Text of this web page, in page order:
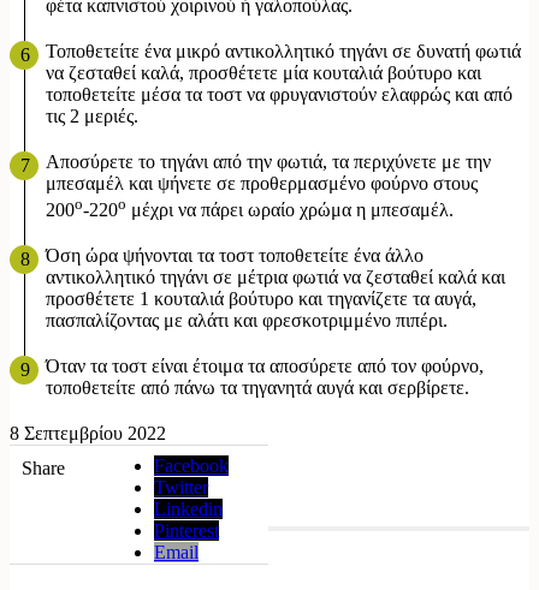
φέτα καπνιστού χοιρινού ή γαλοπούλας.
Τοποθετείτε ένα μικρό αντικολλητικό τηγάνι σε δυνατή φωτιά
να ζεσταθεί καλά, προσθέτετε μία κουταλιά βούτυρο και
τοποθετείτε μέσα τα τοστ να φρυγανιστούν ελαφρώς και από
τις 2 μεριές.
Αποσύρετε το τηγάνι από την φωτιά, τα περιχύνετε με την
μπεσαμέλ και ψήνετε σε προθερμασμένο φούρνο στους
200ο-220ο μέχρι να πάρει ωραίο χρώμα η μπεσαμέλ.
Όση ώρα ψήνονται τα τοστ τοποθετείτε ένα άλλο
αντικολλητικό τηγάνι σε μέτρια φωτιά να ζεσταθεί καλά και
προσθέτετε 1 κουταλιά βούτυρο και τηγανίζετε τα αυγά,
πασπαλίζοντας με αλάτι και φρεσκοτριμμένο πιπέρι.
Όταν τα τοστ είναι έτοιμα τα αποσύρετε από τον φούρνο,
τοποθετείτε από πάνω τα τηγανητά αυγά και σερβίρετε.
8 Σεπτεμβρίου 2022
Share
Facebook
Twitter
Linkedin
Pinterest
Email